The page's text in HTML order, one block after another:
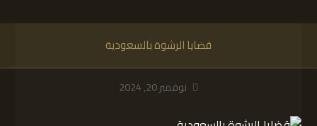
قضايا الرشوة بالسعودية
نوفمبر 20, 2024